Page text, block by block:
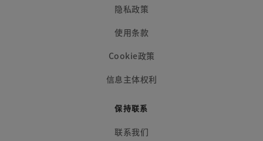
隐私政策
使用条款
Cookie政策
信息主体权利
保持联系
联系我们